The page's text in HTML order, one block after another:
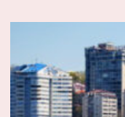
типа
жилья
в
Москве
впервые